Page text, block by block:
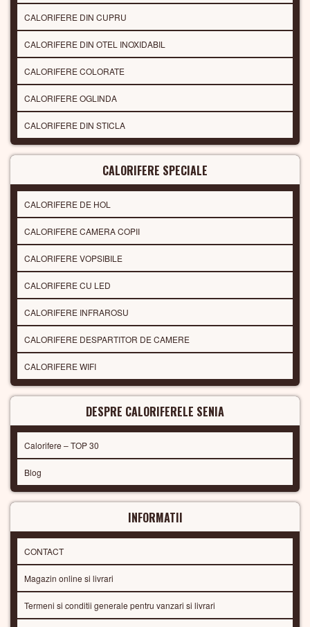
CALORIFERE DIN CUPRU
CALORIFERE DIN OTEL INOXIDABIL
CALORIFERE COLORATE
CALORIFERE OGLINDA
CALORIFERE DIN STICLA
CALORIFERE SPECIALE
CALORIFERE DE HOL
CALORIFERE CAMERA COPII
CALORIFERE VOPSIBILE
CALORIFERE CU LED
CALORIFERE INFRAROSU
CALORIFERE DESPARTITOR DE CAMERE
CALORIFERE WIFI
DESPRE CALORIFERELE SENIA
Calorifere – TOP 30
Blog
INFORMATII
CONTACT
Magazin online si livrari
Termeni si conditii generale pentru vanzari si livrari